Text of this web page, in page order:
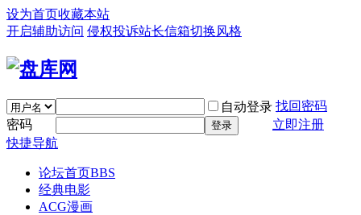
设为首页收藏本站
开启辅助访问 侵权投诉站长信箱切换风格
自动登录 找回密码
密码
登录
立即注册
快捷导航
论坛首页BBS
经典电影
ACG漫画